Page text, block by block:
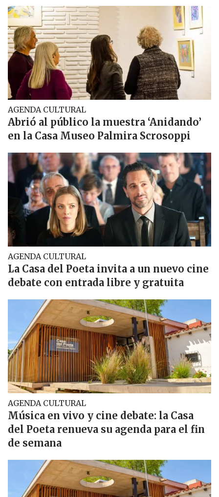
AGENDA CULTURAL
Abrió al público la muestra ‘Anidando’
en la Casa Museo Palmira Scrosoppi
AGENDA CULTURAL
La Casa del Poeta invita a un nuevo cine
debate con entrada libre y gratuita
AGENDA CULTURAL
Música en vivo y cine debate: la Casa
del Poeta renueva su agenda para el fin
de semana